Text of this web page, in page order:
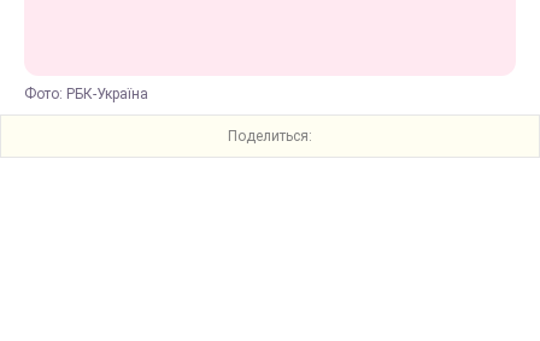
Фото: РБК-Україна
Поделиться: